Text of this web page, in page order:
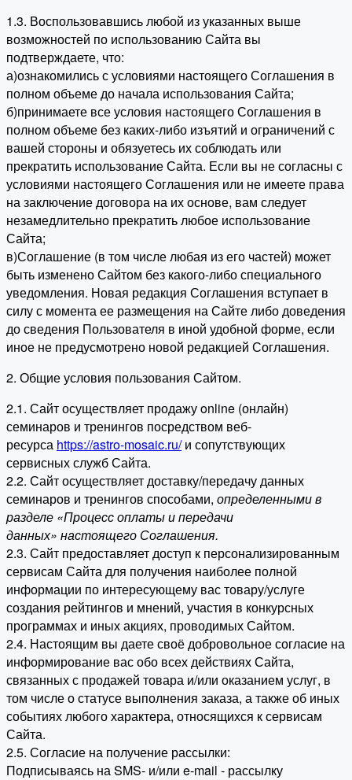
1.3. Воспользовавшись любой из указанных выше
возможностей по использованию Сайта вы
подтверждаете, что:
а)ознакомились с условиями настоящего Соглашения в
полном объеме до начала использования Сайта;
б)принимаете все условия настоящего Соглашения в
полном объеме без каких-либо изъятий и ограничений с
вашей стороны и обязуетесь их соблюдать или
прекратить использование Сайта. Если вы не согласны с
условиями настоящего Соглашения или не имеете права
на заключение договора на их основе, вам следует
незамедлительно прекратить любое использование
Сайта;
в)Соглашение (в том числе любая из его частей) может
быть изменено Сайтом без какого-либо специального
уведомления. Новая редакция Соглашения вступает в
силу с момента ее размещения на Сайте либо доведения
до сведения Пользователя в иной удобной форме, если
иное не предусмотрено новой редакцией Соглашения.
2. Общие условия пользования Сайтом.
2.1. Сайт осуществляет продажу online (онлайн)
семинаров и тренингов посредством веб-
ресурса https://astro-mosaic.ru/и сопутствующих
сервисных служб Сайта.
2.2. Сайт осуществляет доставку/передачу данных
семинаров и тренингов способами, определенными в
разделе «Процесс оплаты и передачи
данных» настоящего Соглашения.
2.3. Сайт предоставляет доступ к персонализированным
сервисам Сайта для получения наиболее полной
информации по интересующему вас товару/услуге
создания рейтингов и мнений, участия в конкурсных
программах и иных акциях, проводимых Сайтом.
2.4. Настоящим вы даете своё добровольное согласие на
информирование вас обо всех действиях Сайта,
связанных с продажей товара и/или оказанием услуг, в
том числе о статусе выполнения заказа, а также об иных
событиях любого характера, относящихся к сервисам
Сайта.
2.5. Согласие на получение рассылки:
Подписываясь на SMS- и/или e-mail - рассылку